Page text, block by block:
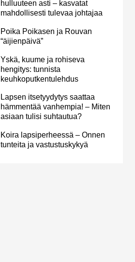
hulluuteen asti – kasvatat
mahdollisesti tulevaa johtajaa
Poika Poikasen ja Rouvan
“äijienpäivä”
Yskä, kuume ja rohiseva
hengitys: tunnista
keuhkoputkentulehdus
Lapsen itsetyydytys saattaa
hämmentää vanhempia! – Miten
asiaan tulisi suhtautua?
Koira lapsiperheessä – Onnen
tunteita ja vastustuskykyä